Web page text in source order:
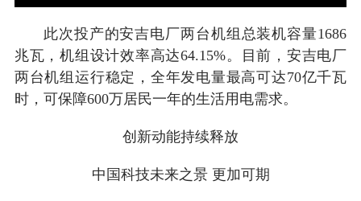
此次投产的安吉电厂两台机组总装机容量1686
兆瓦，机组设计效率高达64.15%。目前，安吉电厂
两台机组运行稳定，全年发电量最高可达70亿千瓦
时，可保障600万居民一年的生活用电需求。
创新动能持续释放
中国科技未来之景 更加可期